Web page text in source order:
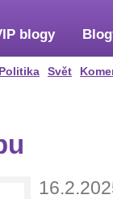
Politika Svět
blogy